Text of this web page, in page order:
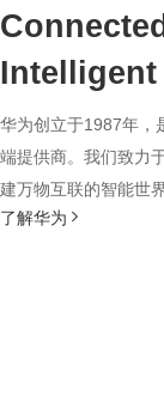
Intelligent
华为创立于1987年，
端提供商。我们致力
建万物互联的智能世界
了解华为